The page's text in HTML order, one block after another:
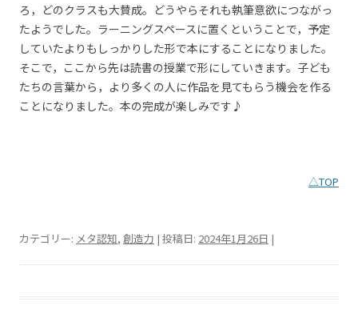
ろ，どのクラスも大賛成。どうやらそれも執筆意欲につながっ
たようでした。ラーニングスペースに置くということで，予定
していたよりもしっかりした形で本にすることになりました。
そこで，ここから先は読書の授業で形にしていきます。子ども
たちの言葉から，より多くの人に作品を見てもらう機会を作る
ことになりました。本の完成が楽しみです♪
△TOP
カテゴリー: メタ認知, 創造力 | 投稿日: 2024年1月26日 |